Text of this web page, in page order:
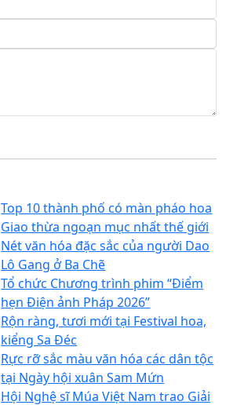
Top 10 thành phố có màn pháo hoa
Giao thừa ngoạn mục nhất thế giới
Nét văn hóa đặc sắc của người Dao
Lô Gang ở Ba Chẽ
Tổ chức Chương trình phim “Điểm
hẹn Điện ảnh Pháp 2026”
Rộn ràng, tươi mới tại Festival hoa,
kiểng Sa Đéc
Rực rỡ sắc màu văn hóa các dân tộc
tại Ngày hội xuân Sam Mứn
Hội Nghệ sĩ Múa Việt Nam trao Giải